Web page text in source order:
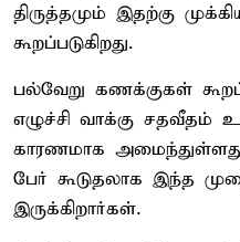
திருத்தமும் இதற்கு
கூறப்படுகிறது.
பல்வேறு கணக்குகள்
எழுச்சி வாக்கு சதவீதம்
காரணமாக அமைந்துள்ளது.
பேர் கூடுதலாக இந்த
இருக்கிறார்கள்.